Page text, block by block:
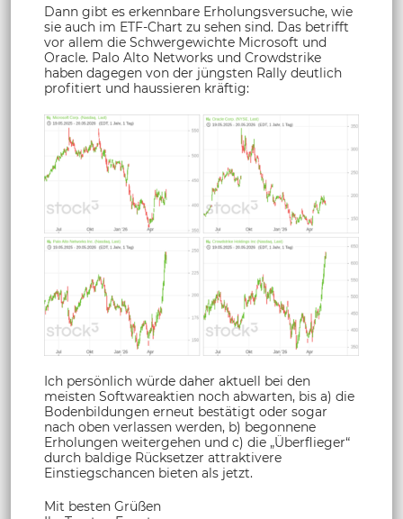
Dann gibt es erkennbare Erholungsversuche, wie
sie auch im ETF-Chart zu sehen sind. Das betrifft
vor allem die Schwergewichte Microsoft und
Oracle. Palo Alto Networks und Crowdstrike
haben dagegen von der jüngsten Rally deutlich
profitiert und haussieren kräftig:
Ich persönlich würde daher aktuell bei den
meisten Softwareaktien noch abwarten, bis a) die
Bodenbildungen erneut bestätigt oder sogar
nach oben verlassen werden, b) begonnene
Erholungen weitergehen und c) die „Überflieger“
durch baldige Rücksetzer attraktivere
Einstiegschancen bieten als jetzt.
Mit besten Grüßen